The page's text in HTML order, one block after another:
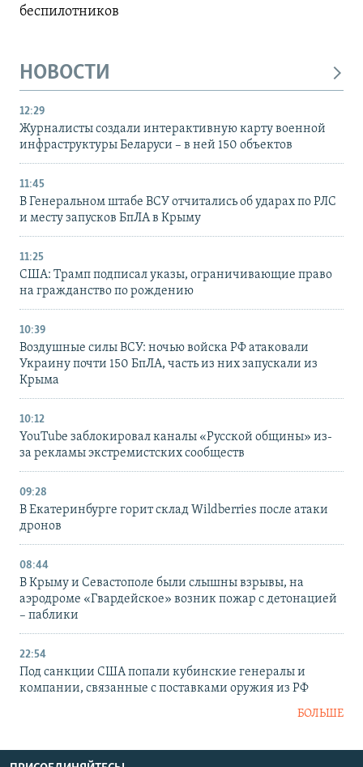
беспилотников
НОВОСТИ
12:29
Журналисты создали интерактивную карту военной
инфраструктуры Беларуси – в ней 150 объектов
11:45
В Генеральном штабе ВСУ отчитались об ударах по РЛС
и месту запусков БпЛА в Крыму
11:25
США: Трамп подписал указы, ограничивающие право
на гражданство по рождению
10:39
Воздушные силы ВСУ: ночью войска РФ атаковали
Украину почти 150 БпЛА, часть из них запускали из
Крыма
10:12
YouTube заблокировал каналы «Русской общины» из-
за рекламы экстремистских сообществ
09:28
В Екатеринбурге горит склад Wildberries после атаки
дронов
08:44
В Крыму и Севастополе были слышны взрывы, на
аэродроме «Гвардейское» возник пожар с детонацией
– паблики
22:54
Под санкции США попали кубинские генералы и
компании, связанные с поставками оружия из РФ
БОЛЬШЕ